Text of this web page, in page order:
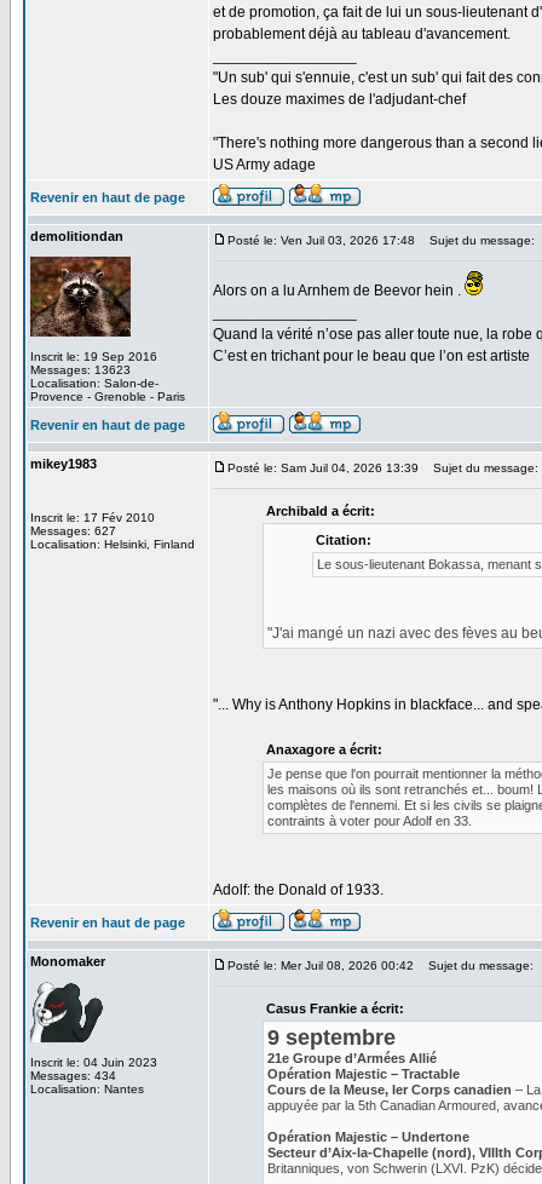
et de promotion, ça fait de lui un sous-lieutenant
probablement déjà au tableau d'avancement.
"Un sub' qui s'ennuie, c'est un sub' qui fait des
Les douze maximes de l'adjudant-chef
"There's nothing more dangerous than a second
US Army adage
Revenir en haut de page
demolitiondan
Inscrit le: 19 Sep 2016
Messages: 13623
Localisation: Salon-de-
Provence - Grenoble - Paris
Posté le: Ven Juil 03, 2026 17:48 Sujet du message:
Alors on a lu Arnhem de Beevor hein .
Quand la vérité n’ose pas aller toute nue, la robe
C’est en trichant pour le beau que l’on est artiste
Revenir en haut de page
mikey1983
Inscrit le: 17 Fév 2010
Messages: 627
Localisation: Helsinki, Finland
Posté le: Sam Juil 04, 2026 13:39 Sujet du message:
Archibald a écrit:
Citation:
Le sous-lieutenant Bokassa, menant
"J'ai mangé un nazi avec des fèves au
"... Why is Anthony Hopkins in blackface... and
Anaxagore a écrit:
Je pense que l'on pourrait mentionner la
les maisons où ils sont retranchés et... boum!
complètes de l'ennemi. Et si les civils se
contraints à voter pour Adolf en 33.
Adolf: the Donald of 1933.
Revenir en haut de page
Monomaker
Inscrit le: 04 Juin 2023
Messages: 434
Localisation: Nantes
Posté le: Mer Juil 08, 2026 00:42 Sujet du message:
Casus Frankie a écrit:
9 septembre
21e Groupe d’Armées Allié
Opération Majestic – Tractable
Cours de la Meuse, Ier Corps canadien –
appuyée par la 5th Canadian Armoured,
Opération Majestic – Undertone
Secteur d’Aix-la-Chapelle (nord), VIIIth
Britanniques, von Schwerin (LXVI. PzK)